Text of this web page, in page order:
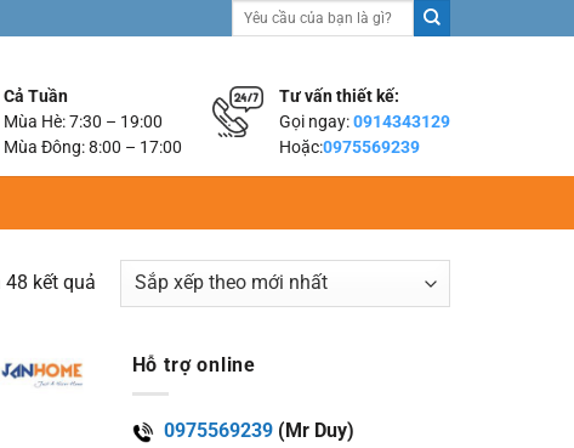
Tìm
Tư vấn thiết kế:
Gọi ngay:0914343129
Hoặc:0975569239
Cả Tuần
Mùa Hè: 7:30 – 19:00
Mùa Đông: 8:00 – 17:00
kết quả
Hỗ trợ online
0975569239(Mr Duy)